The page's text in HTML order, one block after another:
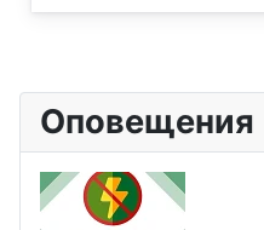
Оповещения